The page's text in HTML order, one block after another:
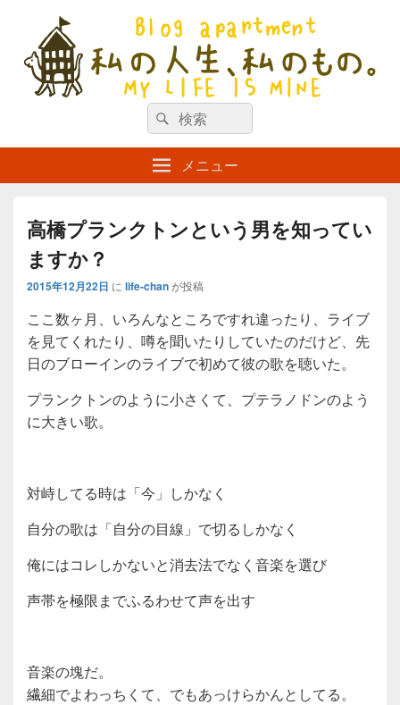
私の人生、私のもの。【新館】
検
索
対
象:
検
索
メニュー
高橋プランクトンという男を知ってい
ますか？
2015年12月22日 に life-chanが投稿
ここ数ヶ月、いろんなところですれ違ったり、ライブ
を見てくれたり、噂を聞いたりしていたのだけど、先
日のブローインのライブで初めて彼の歌を聴いた。
プランクトンのように小さくて、プテラノドンのよう
に大きい歌。
対峙してる時は「今」しかなく
自分の歌は「自分の目線」で切るしかなく
俺にはコレしかないと消去法でなく音楽を選び
声帯を極限までふるわせて声を出す
音楽の塊だ。
繊細でよわっちくて、でもあっけらかんとしてる。